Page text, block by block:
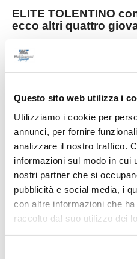
Questo sito web utilizza i
Utilizziamo i cookie per
annunci, per fornire
analizzare il nostro traffico.
informazioni sul modo in cui
nostri partner che si
pubblicità e social media, i
con altre informazioni che
raccolto dal suo utilizzo dei
ELITE TOLENTINO
ecco altri quattro
Tolentino
Prima
verde e
29/07/2026
UNION PICENA,
ambizioso: le novità
costruire con decisione la rosa che
stagione 2026/2027, puntando su un
giovani talenti, giocatori già pronti per
e figure di esperienza nell'area
Potenza Picena ha ufficializzato una
innesti che confermano la volontà di
...leggi
29/07/2026